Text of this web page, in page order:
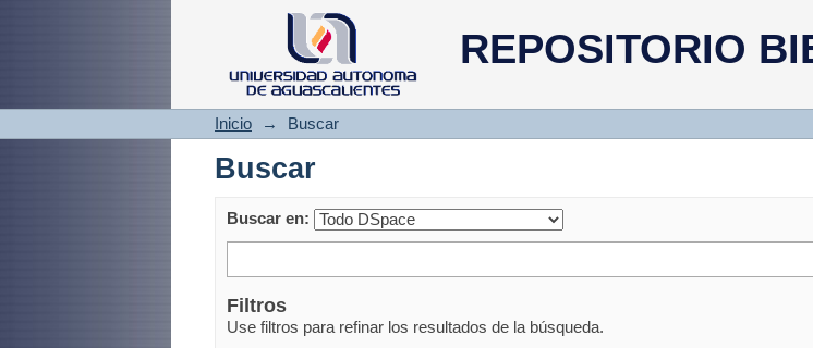
REPOSITORIO
Buscar
Inicio → Buscar
Buscar
Buscar en:
Filtros
Use filtros para refinar los resultados de la búsqueda.